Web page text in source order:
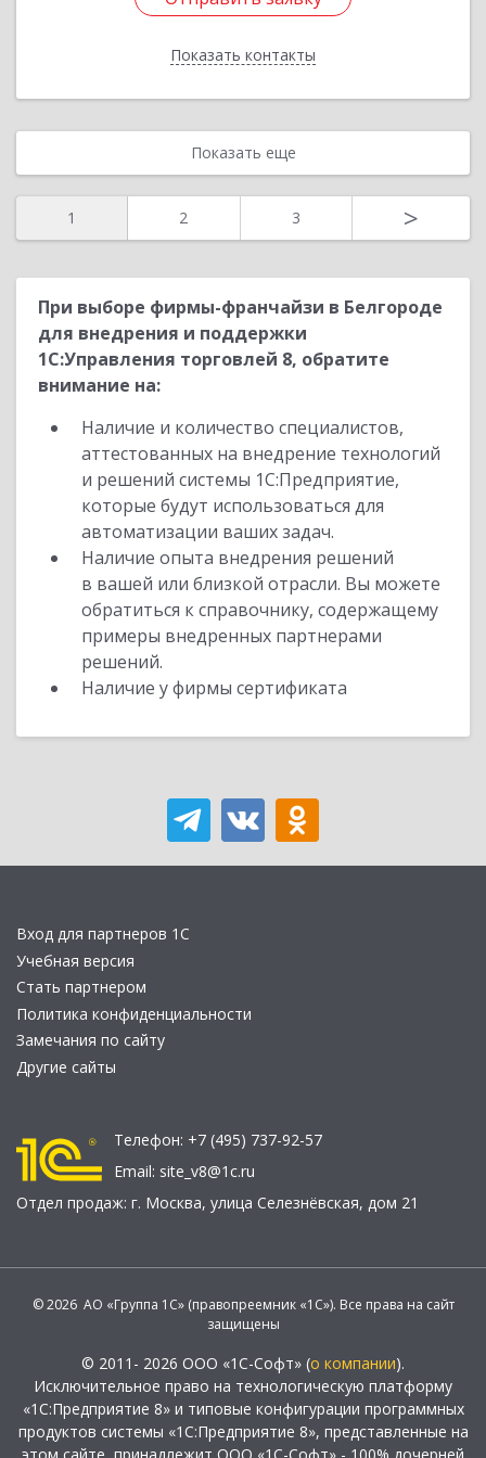
Показать контакты
Назад
Показать еще
1 2 3 >
При выборе фирмы-франчайзи в Белгороде
для внедрения и поддержки
1С:Управления торговлей 8, обратите
внимание на:
Наличие и количество специалистов,
аттестованных на внедрение технологий
и решений системы 1С:Предприятие,
которые будут использоваться для
автоматизации ваших задач.
Наличие опыта внедрения решений
в вашей или близкой отрасли. Вы можете
обратиться к справочнику, содержащему
примеры внедренных партнерами
решений.
Наличие у фирмы сертификата
Вход для партнеров 1С
Учебная версия
Стать партнером
Политика конфиденциальности
Замечания по сайту
Другие сайты
Телефон: +7 (495) 737-92-57
Email: site_v8@1c.ru
Отдел продаж: г. Москва, улица Селезнёвская, дом 21
© 2026 АО «Группа 1С» (правопреемник «1С»). Все права на сайт
защищены
© 2011- 2026 ООО «1С-Софт» (о компании).
Исключительное право на технологическую платформу
«1С:Предприятие 8» и типовые конфигурации программных
продуктов системы «1С:Предприятие 8», представленные на